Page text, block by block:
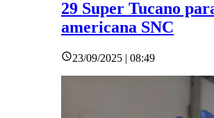
29 Super Tucano
americana SNC
23/09/2025 | 08:49